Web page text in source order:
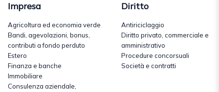
Impresa
Agricoltura ed economia verde
Bandi, agevolazioni, bonus,
contributi a fondo perduto
Estero
Finanza e banche
Immobiliare
Consulenza aziendale,
Diritto
Antiriciclaggio
Diritto privato, commerciale e
amministrativo
Procedure concorsuali
Società e contratti